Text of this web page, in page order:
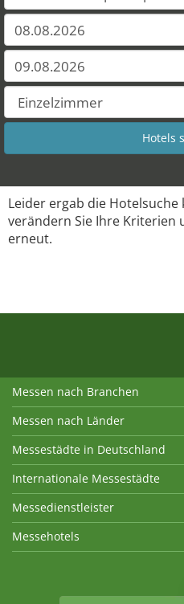
Leider ergab die
verändern Sie Ihre Kriterien
erneut.
Messen nach Branchen
Messen nach Länder
Messestädte in Deutschland
Internationale Messestädte
Messedienstleister
Messehotels